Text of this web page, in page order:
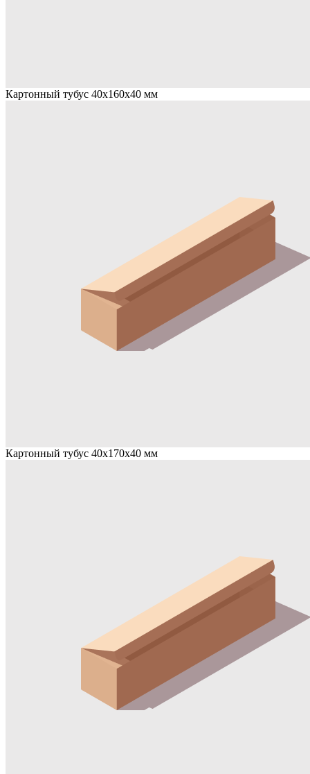
Картонный тубус 40х160х40 мм
Картонный тубус 40х170х40 мм